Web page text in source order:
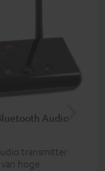
Audio
transmitter
hoge